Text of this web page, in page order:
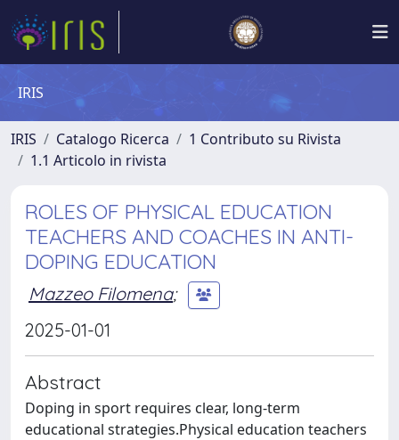
IRIS
IRIS Catalogo Ricerca
1 Contributo su Rivista
1.1 Articolo in rivista
ROLES OF PHYSICAL EDUCATION
TEACHERS AND COACHES IN ANTI-
DOPING EDUCATION
Mazzeo Filomena;
2025-01-01
Abstract
Doping in sport requires clear, long-term
educational strategies.Physical education teachers